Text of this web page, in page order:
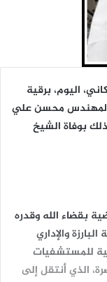
اليوم، برقية
المهندس محسن علي
بوفاة الشيخ
بقضاء الله وقدره
والإداري
للمستشفيات
الذي أنتقل إلى